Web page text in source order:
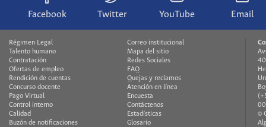
Facebook Twitter YouTube Email
Régimen Legal
Talento humano
Contratación
Ofertas de empleo
Rendición de cuentas
Concurso docente
Pago Virtual
Control interno
Calidad
Buzón de notificaciones
Correo institucional
Mapa del sitio
Redes Sociales
FAQ
Quejas y reclamos
Atención en línea
Encuesta
Contáctenos
Estadísticas
Glosario
©